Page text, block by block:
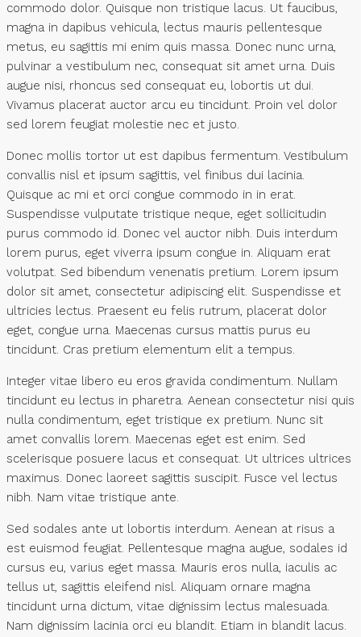
commodo dolor. Quisque non tristique lacus. Ut faucibus,
magna in dapibus vehicula, lectus mauris pellentesque
metus, eu sagittis mi enim quis massa. Donec nunc urna,
pulvinar a vestibulum nec, consequat sit amet urna. Duis
augue nisi, rhoncus sed consequat eu, lobortis ut dui.
Vivamus placerat auctor arcu eu tincidunt. Proin vel dolor
sed lorem feugiat molestie nec et justo.
Donec mollis tortor ut est dapibus fermentum. Vestibulum
convallis nisl et ipsum sagittis, vel finibus dui lacinia.
Quisque ac mi et orci congue commodo in in erat.
Suspendisse vulputate tristique neque, eget sollicitudin
purus commodo id. Donec vel auctor nibh. Duis interdum
lorem purus, eget viverra ipsum congue in. Aliquam erat
volutpat. Sed bibendum venenatis pretium. Lorem ipsum
dolor sit amet, consectetur adipiscing elit. Suspendisse et
ultricies lectus. Praesent eu felis rutrum, placerat dolor
eget, congue urna. Maecenas cursus mattis purus eu
tincidunt. Cras pretium elementum elit a tempus.
Integer vitae libero eu eros gravida condimentum. Nullam
tincidunt eu lectus in pharetra. Aenean consectetur nisi quis
nulla condimentum, eget tristique ex pretium. Nunc sit
amet convallis lorem. Maecenas eget est enim. Sed
scelerisque posuere lacus et consequat. Ut ultrices ultrices
maximus. Donec laoreet sagittis suscipit. Fusce vel lectus
nibh. Nam vitae tristique ante.
Sed sodales ante ut lobortis interdum. Aenean at risus a
est euismod feugiat. Pellentesque magna augue, sodales id
cursus eu, varius eget massa. Mauris eros nulla, iaculis ac
tellus ut, sagittis eleifend nisl. Aliquam ornare magna
tincidunt urna dictum, vitae dignissim lectus malesuada.
Nam dignissim lacinia orci eu blandit. Etiam in blandit lacus.